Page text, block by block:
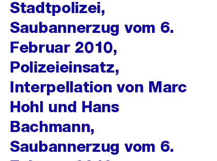
Stadtpolizei,
Saubannerzug vom 6.
Februar 2010,
Polizeieinsatz,
Interpellation von Marc
Hohl und Hans
Bachmann,
Saubannerzug vom 6.